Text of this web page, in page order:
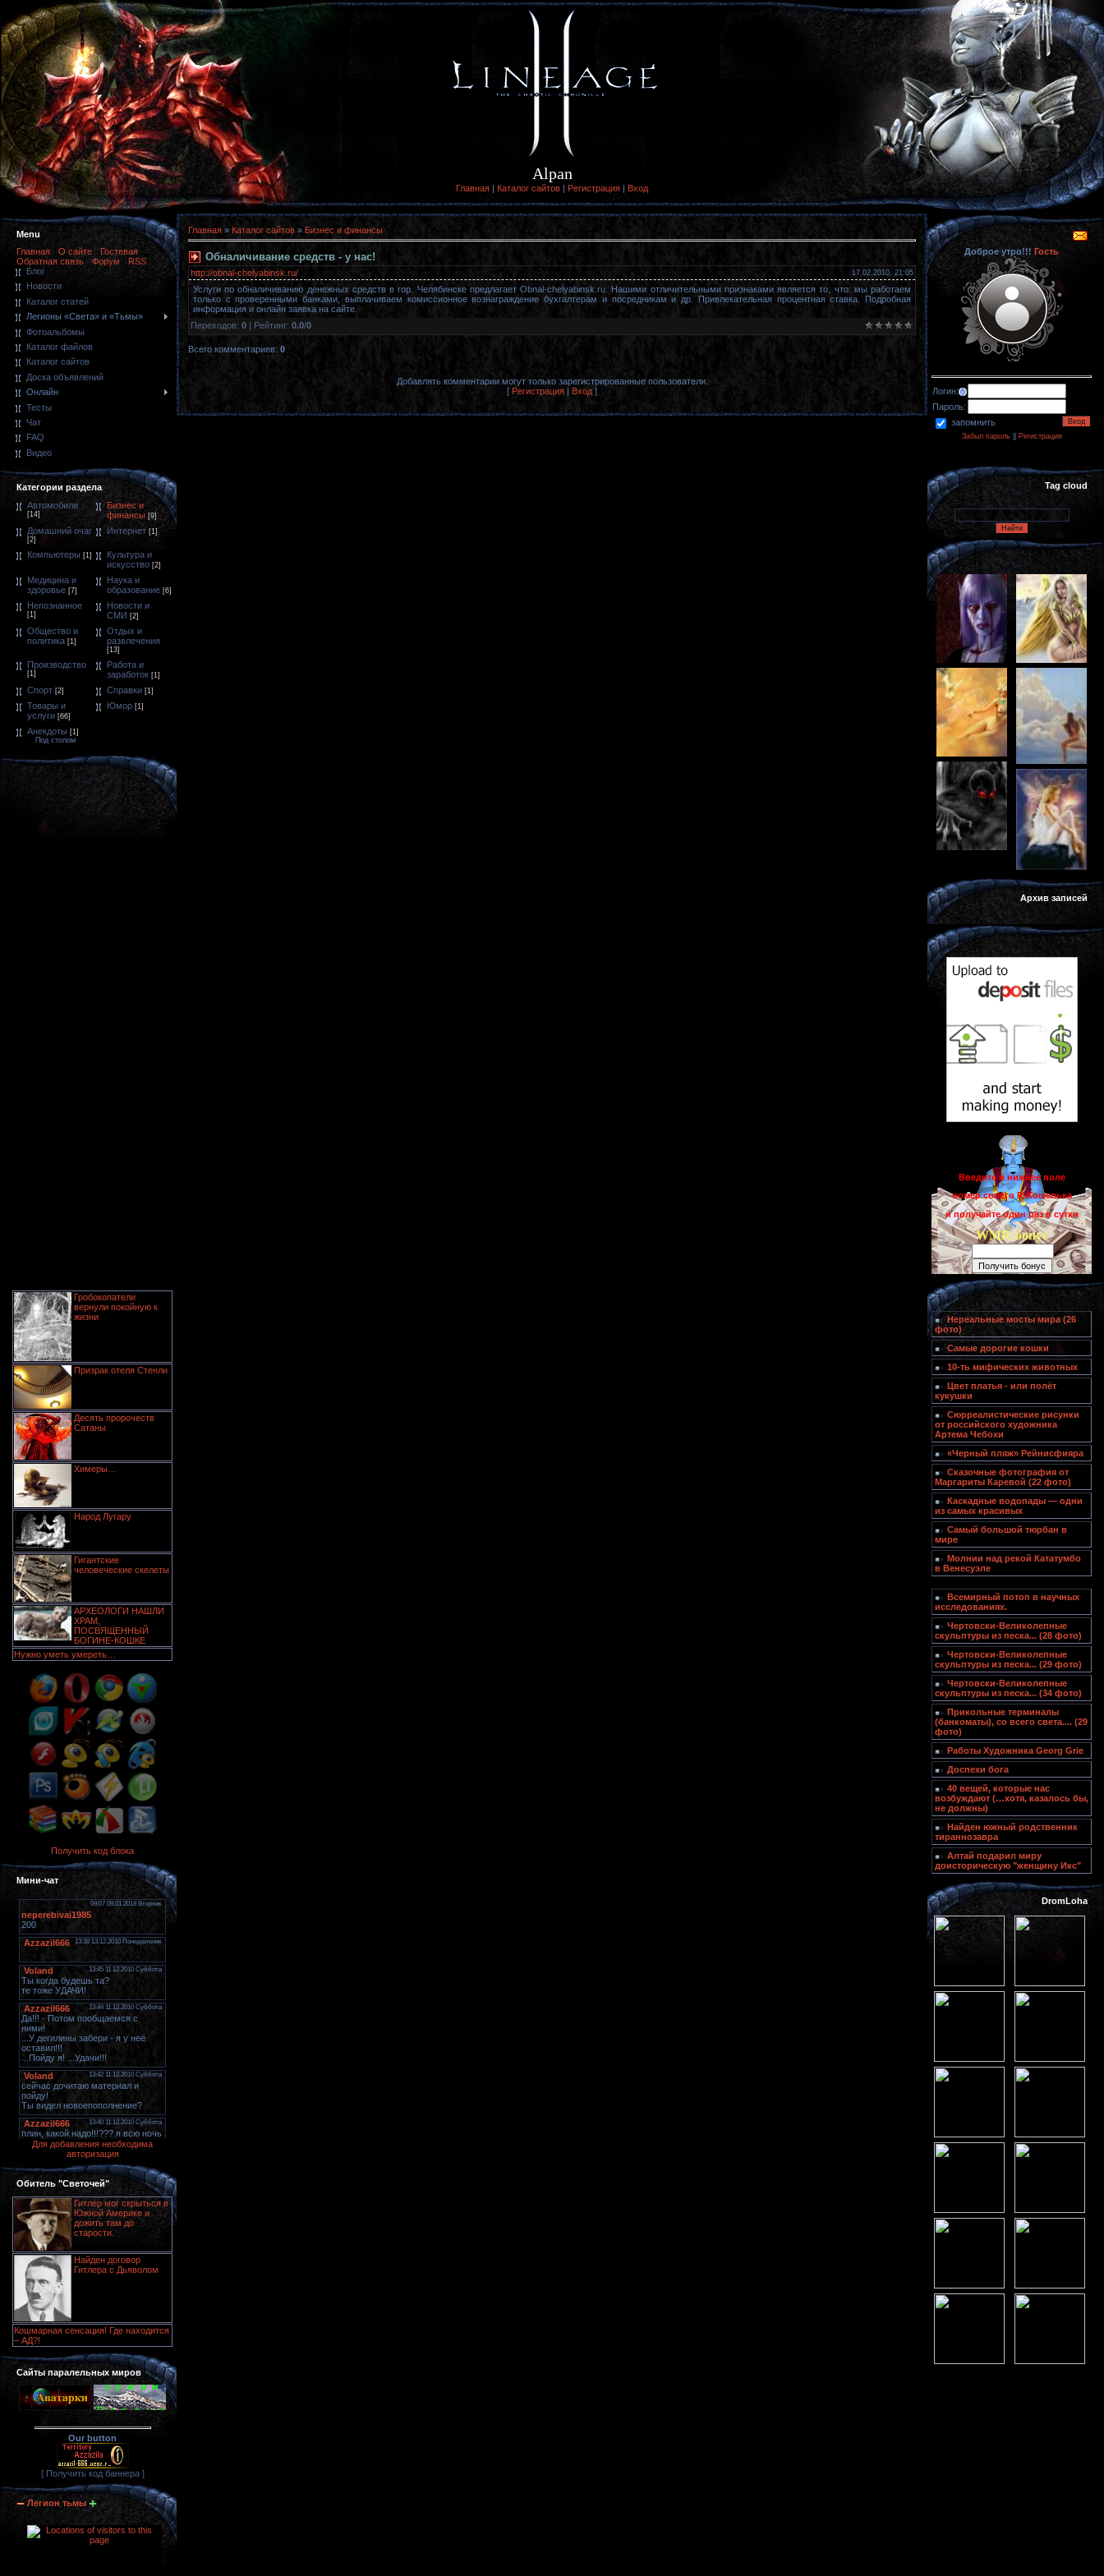
Alpan
Главная | Каталог сайтов | Регистрация | Вход
Menu
Главная
О сайте
Гостевая
Обратная связь
Форум
RSS
Блог
Новости
Каталог статей
Легионы «Света» и «Тьмы»
Фотоальбомы
Каталог файлов
Каталог сайтов
Доска объявлений
Онлайн
Тесты
Чат
FAQ
Видео
Категории раздела
Автомобили
[14]
Бизнес и
финансы [9]
Домашний очаг
[2]
Интернет [1]
Компьютеры [1]
Культура и
искусство [2]
Медицина и
здоровье [7]
Наука и
образование [6]
Непознанное
[1]
Новости и
СМИ [2]
Общество и
политика [1]
Отдых и
развлечения
[13]
Производство
[1]
Работа и
заработок [1]
Спорт [2] Справки [1]
Товары и
услуги [66]
Юмор [1]
Анекдоты [1]
Под столом
Гробокопатели
вернули покойную к
жизни
Призрак отеля Стенли
Десять пророчеств
Сатаны
Химеры…
Народ Лугару
Гигантские
человеческие скелеты
АРХЕОЛОГИ НАШЛИ
ХРАМ,
ПОСВЯЩЕННЫЙ
БОГИНЕ-КОШКЕ
Нужно уметь умереть…
Получить код блока
Мини-чат
Для добавления необходима
авторизация
Обитель "Светочей"
Гитлер мог скрыться в
Южной Америке и
дожить там до
старости.
Найден договор
Гитлера с Дьяволом
Кошмарная сенсация! Где находится
– АД?!
Сайты паралельных миров
Our button
[ Получить код баннера ]
Легион тьмы
Главная » Каталог сайтов » Бизнес и финансы
Обналичивание средств - у нас!
http://obnal-chelyabinsk.ru/ 17.02.2010, 21:05
Услуги по обналичиванию денежных средств в гор. Челябинске предлагает Obnal-chelyabinsk.ru. Нашими отличительными признаками является то, что: мы работаем
только с проверенными банками, выплачиваем комиссионное вознаграждение бухгалтерам и посредникам и др. Привлекательная процентная ставка. Подробная
информация и онлайн заявка на сайте.
Переходов: 0 | Рейтинг: 0.0/0
Всего комментариев: 0
Добавлять комментарии могут только зарегистрированные пользователи.
[ Регистрация | Вход ]
Доброе утро!!! Гость
Логин:
Пароль:
запомнить
Забыл пароль|| Регистрация
Tag cloud
Архив записей
Введите в нижнее поле
номер своего R-Кошелька
и получайте один раз в сутки
WMR-бонус
Нереальные мосты мира (26
фото)
Самые дорогие кошки
10-ть мифических животных
Цвет платья - или полёт
кукушки
Сюрреалистические рисунки
от российского художника
Артема Чебохи
«Черный пляж» Рейнисфияра
Сказочные фотография от
Маргариты Каревой (22 фото)
Каскадные водопады — одни
из самых красивых
Самый большой тюрбан в
мире
Молнии над рекой Кататумбо
в Венесуэле
Всемирный потоп в научных
исследованиях.
Чертовски-Великолепные
скульптуры из песка... (28 фото)
Чертовски-Великолепные
скульптуры из песка... (29 фото)
Чертовски-Великолепные
скульптуры из песка... (34 фото)
Прикольные терминалы
(банкоматы), со всего света.... (29
фото)
Работы Художника Georg Grie
Доспехи бога
40 вещей, которые нас
возбуждают (…хотя, казалось бы,
не должны)
Найден южный родственник
тираннозавра
Алтай подарил миру
доисторическую "женщину Икс"
DromLoha